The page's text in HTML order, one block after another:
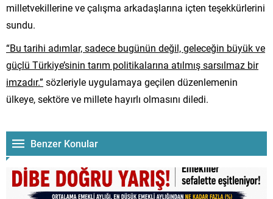
milletvekillerine ve çalışma arkadaşlarına içten teşekkürlerini
sundu.
“Bu tarihi adımlar, sadece bugünün değil, geleceğin büyük ve
güçlü Türkiye’sinin tarım politikalarına atılmış sarsılmaz bir
imzadır.” sözleriyle uygulamaya geçilen düzenlemenin
ülkeye, sektöre ve millete hayırlı olmasını diledi.
Benzer Konular